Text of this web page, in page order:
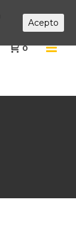
0
Acepto